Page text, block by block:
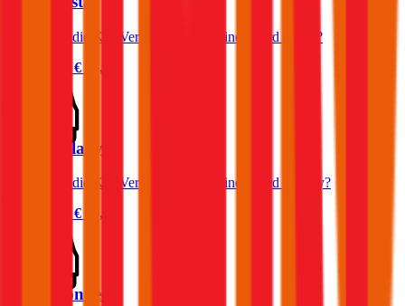
Was kostet die Kfz-Versicherung für einen Ford Fiesta?
€ 36,11
Ford Galaxy
Was kostet die Kfz-Versicherung für einen Ford Galaxy?
€ 90,41
Ford Mondeo